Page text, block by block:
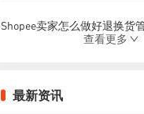
Shopee卖家怎么做好退换货
Shopee卖家怎么做好Listing
图、详情页全攻略
查看更多
最新资讯